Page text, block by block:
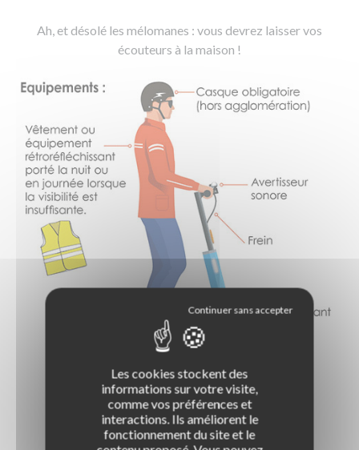
Ah, et désolé les mélomanes : vous devrez laisser vos
écouteurs à la maison !
Les cookies stockent des
informations sur votre visite,
comme vos préférences et
interactions. Ils améliorent le
fonctionnement du site et le